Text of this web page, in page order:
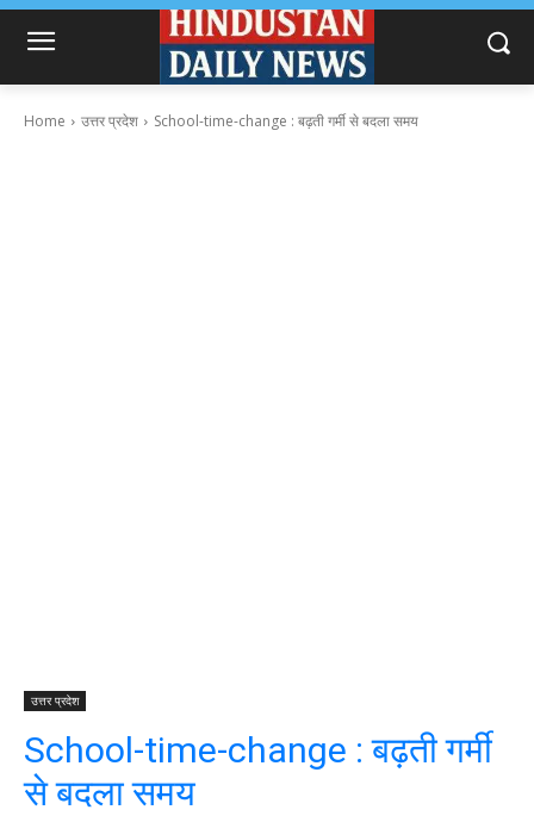
Home उत्तर प्रदेश School-time-change : बढ़ती गर्मी से बदला समय
उत्तर प्रदेश
School-time-change : बढ़ती गर्मी
से बदला समय